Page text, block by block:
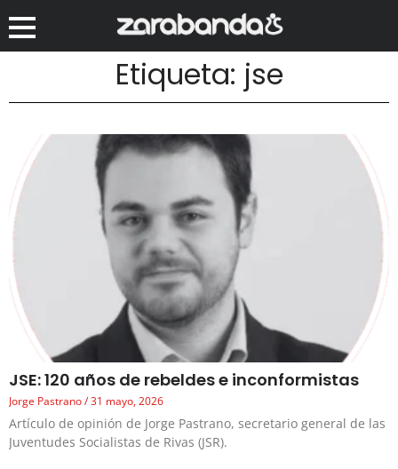
Etiqueta: jse
JSE: 120 años de rebeldes e inconformistas
Jorge Pastrano 31 mayo, 2026
Artículo de opinión de Jorge Pastrano, secretario general de las
Juventudes Socialistas de Rivas (JSR).